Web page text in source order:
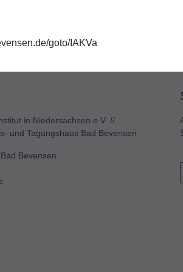
goto/IAKVa
in Niedersachsen e.V. //
und Tagungshaus Bad Bevensen
Bevensen